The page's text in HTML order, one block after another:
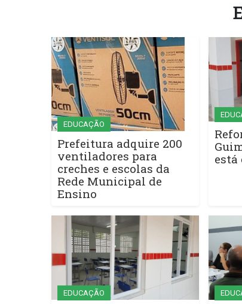
EDUCAÇÃO
Prefeitura adquire 200
ventiladores para
creches e escolas da
Rede Municipal de
Ensino
está
EDUCAÇÃO